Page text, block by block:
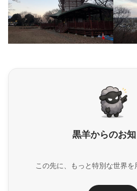
黒羊からのお
この先に、もっと特別な世界を